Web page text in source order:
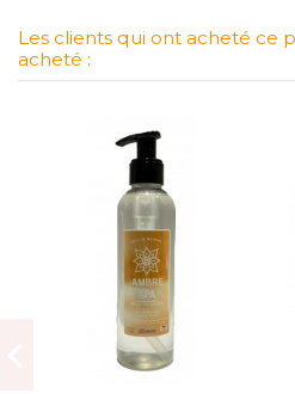
Les clients qui ont acheté ce
acheté :